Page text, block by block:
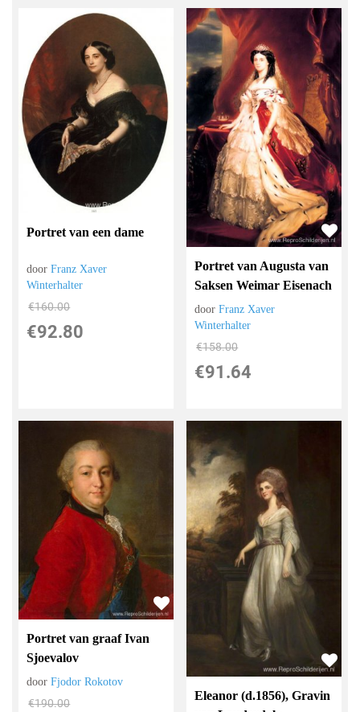
Portret van een dame
doorFranz Xaver
Winterhalter
€160.00
€92.80
Portret van Augusta van
Saksen Weimar Eisenach
doorFranz Xaver
Winterhalter
€158.00
€91.64
Portret van graaf Ivan
Sjoevalov
doorFjodor Rokotov
€190.00
Eleanor (d.1856), Gravin